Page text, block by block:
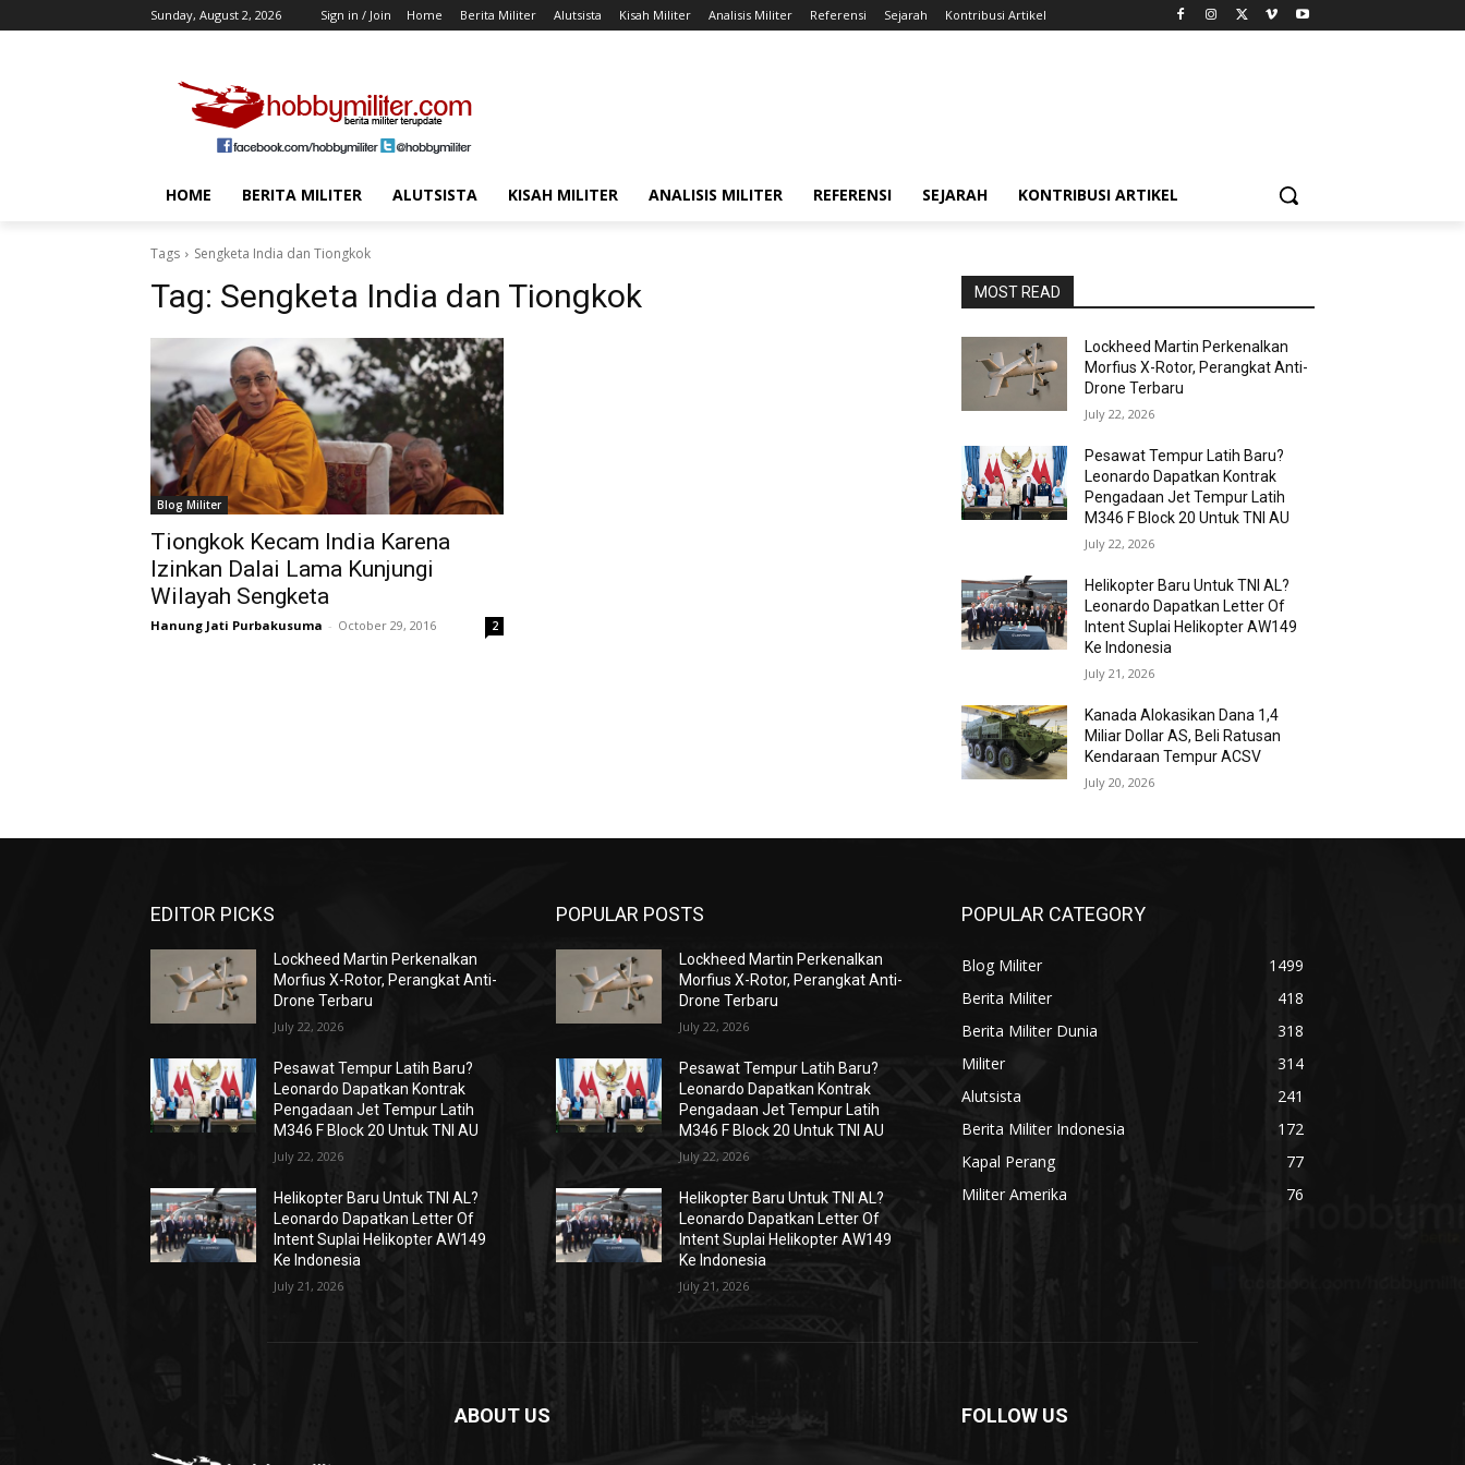
Sunday, August 2, 2026 Sign in / Join Home Berita Militer Alutsista Kisah Militer Analisis Militer Referensi Sejarah Kontribusi Artikel
HOME BERITA MILITER ALUTSISTA KISAH MILITER ANALISIS MILITER REFERENSI SEJARAH KONTRIBUSI ARTIKEL
Tags Sengketa India dan Tiongkok
Tag: Sengketa India dan Tiongkok
Blog Militer
Tiongkok Kecam India Karena
Izinkan Dalai Lama Kunjungi
Wilayah Sengketa
Hanung Jati Purbakusuma - October 29, 2016 2
MOST READ
Lockheed Martin Perkenalkan
Morfius X-Rotor, Perangkat Anti-
Drone Terbaru
July 22, 2026
Pesawat Tempur Latih Baru?
Leonardo Dapatkan Kontrak
Pengadaan Jet Tempur Latih
M346 F Block 20 Untuk TNI AU
July 22, 2026
Helikopter Baru Untuk TNI AL?
Leonardo Dapatkan Letter Of
Intent Suplai Helikopter AW149
Ke Indonesia
July 21, 2026
Kanada Alokasikan Dana 1,4
Miliar Dollar AS, Beli Ratusan
Kendaraan Tempur ACSV
July 20, 2026
EDITOR PICKS
Lockheed Martin Perkenalkan
Morfius X-Rotor, Perangkat Anti-
Drone Terbaru
July 22, 2026
Pesawat Tempur Latih Baru?
Leonardo Dapatkan Kontrak
Pengadaan Jet Tempur Latih
M346 F Block 20 Untuk TNI AU
July 22, 2026
Helikopter Baru Untuk TNI AL?
Leonardo Dapatkan Letter Of
Intent Suplai Helikopter AW149
Ke Indonesia
July 21, 2026
POPULAR POSTS
Lockheed Martin Perkenalkan
Morfius X-Rotor, Perangkat Anti-
Drone Terbaru
July 22, 2026
Pesawat Tempur Latih Baru?
Leonardo Dapatkan Kontrak
Pengadaan Jet Tempur Latih
M346 F Block 20 Untuk TNI AU
July 22, 2026
Helikopter Baru Untuk TNI AL?
Leonardo Dapatkan Letter Of
Intent Suplai Helikopter AW149
Ke Indonesia
July 21, 2026
POPULAR CATEGORY
Blog Militer
1499
Berita Militer
418
Berita Militer Dunia
318
Militer
314
Alutsista
241
Berita Militer Indonesia
172
Kapal Perang
77
Militer Amerika
76
ABOUT US FOLLOW US